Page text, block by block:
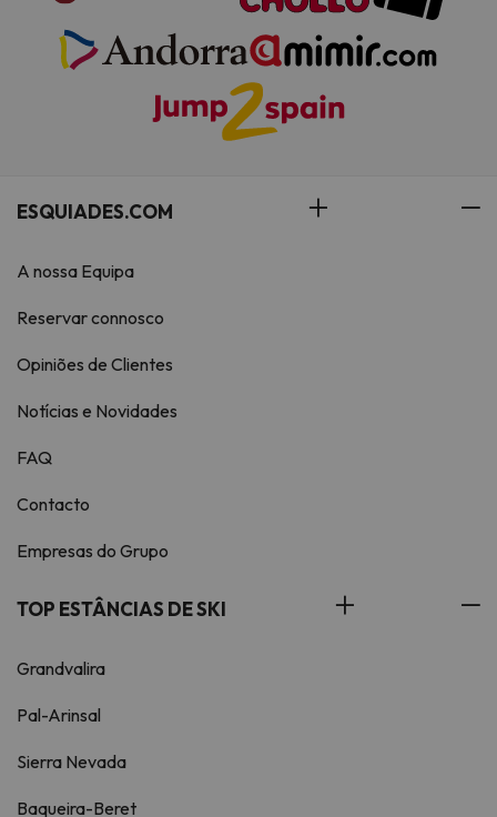
ESQUIADES.COM
A nossa Equipa
Reservar connosco
Opiniões de Clientes
Notícias e Novidades
FAQ
Contacto
Empresas do Grupo
TOP ESTÂNCIAS DE SKI
Grandvalira
Pal-Arinsal
Sierra Nevada
Baqueira-Beret